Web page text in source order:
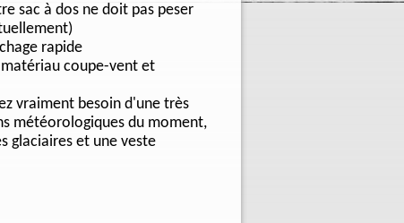
sac à dos ne doit pas peser
rapide
coupe-vent et
vraiment besoin d'une très
météorologiques du moment,
glaciaires et une veste